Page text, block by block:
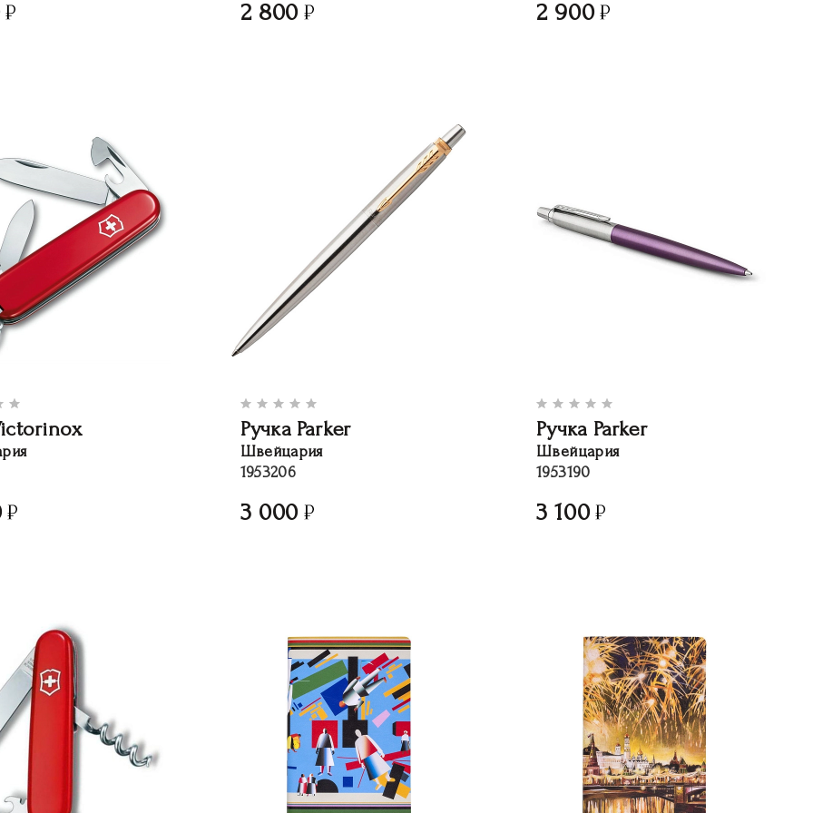
2 800 2 900
Ручка Parker
Швейцария
1953206
3 000
Ручка Parker
Швейцария
1953190
3 100